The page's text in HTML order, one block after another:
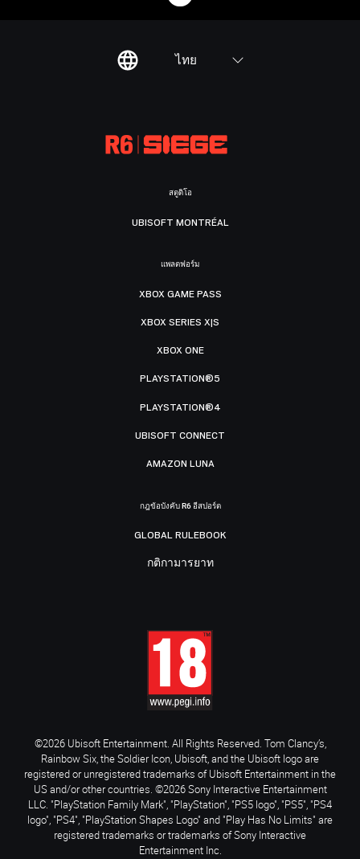
ไทย
สตูดิโอ
UBISOFT MONTRÉAL
แพลตฟอร์ม
XBOX GAME PASS
XBOX SERIES X|S
XBOX ONE
PLAYSTATION®5
PLAYSTATION®4
UBISOFT CONNECT
AMAZON LUNA
กฎข้อบังคับ R6 อีสปอร์ต
GLOBAL RULEBOOK
กติกามารยาท
©2026 Ubisoft Entertainment. All Rights Reserved. Tom Clancy’s,
Rainbow Six, the Soldier Icon, Ubisoft, and the Ubisoft logo are
registered or unregistered trademarks of Ubisoft Entertainment in the
US and/or other countries. ©2026 Sony Interactive Entertainment
LLC. "PlayStation Family Mark", "PlayStation", "PS5 logo", "PS5", "PS4
logo", "PS4", "PlayStation Shapes Logo" and "Play Has No Limits" are
registered trademarks or trademarks of Sony Interactive
Entertainment Inc.